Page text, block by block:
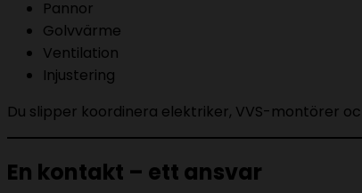
Pannor
Golvvärme
Ventilation
Injustering
Du slipper koordinera elektriker, VVS-montörer
En kontakt – ett ansvar